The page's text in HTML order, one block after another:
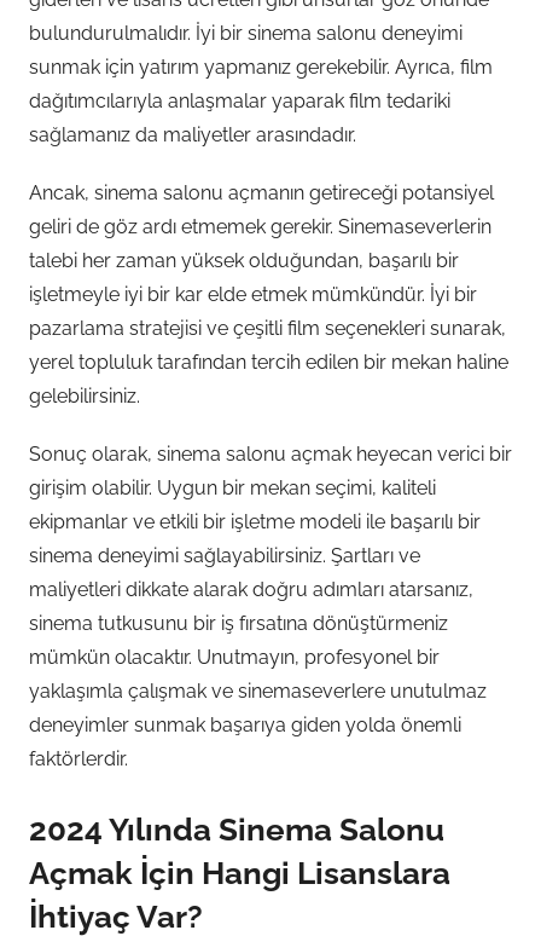
bulundurulmalıdır. İyi bir sinema salonu deneyimi
sunmak için yatırım yapmanız gerekebilir. Ayrıca, film
dağıtımcılarıyla anlaşmalar yaparak film tedariki
sağlamanız da maliyetler arasındadır.
Ancak, sinema salonu açmanın getireceği potansiyel
geliri de göz ardı etmemek gerekir. Sinemaseverlerin
talebi her zaman yüksek olduğundan, başarılı bir
işletmeyle iyi bir kar elde etmek mümkündür. İyi bir
pazarlama stratejisi ve çeşitli film seçenekleri sunarak,
yerel topluluk tarafından tercih edilen bir mekan haline
gelebilirsiniz.
Sonuç olarak, sinema salonu açmak heyecan verici bir
girişim olabilir. Uygun bir mekan seçimi, kaliteli
ekipmanlar ve etkili bir işletme modeli ile başarılı bir
sinema deneyimi sağlayabilirsiniz. Şartları ve
maliyetleri dikkate alarak doğru adımları atarsanız,
sinema tutkusunu bir iş fırsatına dönüştürmeniz
mümkün olacaktır. Unutmayın, profesyonel bir
yaklaşımla çalışmak ve sinemaseverlere unutulmaz
deneyimler sunmak başarıya giden yolda önemli
faktörlerdir.
2024 Yılında Sinema Salonu
Açmak İçin Hangi Lisanslara
İhtiyaç Var?